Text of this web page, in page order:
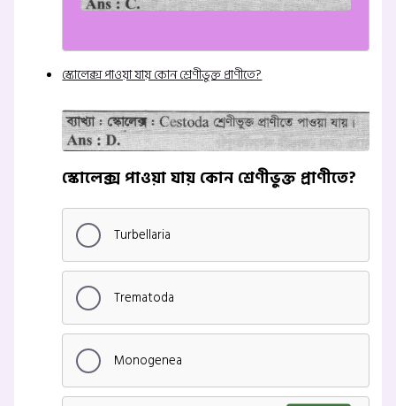
স্কোলেক্স পাওয়া যায় কোন শ্রেণীভুক্ত প্রাণীতে?
স্কোলেক্স পাওয়া যায় কোন শ্রেণীভুক্ত প্রাণীতে?
Turbellaria
Trematoda
Monogenea